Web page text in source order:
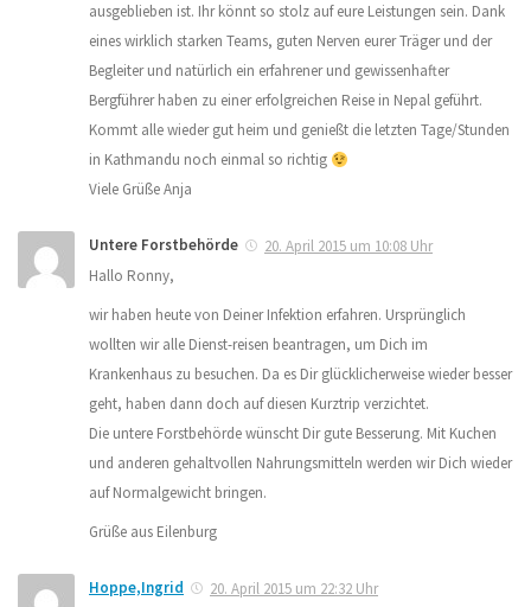
ausgeblieben ist. Ihr könnt so stolz auf eure Leistungen sein. Dank
eines wirklich starken Teams, guten Nerven eurer Träger und der
Begleiter und natürlich ein erfahrener und gewissenhafter
Bergführer haben zu einer erfolgreichen Reise in Nepal geführt.
Kommt alle wieder gut heim und genießt die letzten Tage/Stunden
in Kathmandu noch einmal so richtig
Viele Grüße Anja
Untere Forstbehörde
20. April 2015 um 10:08 Uhr
Hallo Ronny,
wir haben heute von Deiner Infektion erfahren. Ursprünglich
wollten wir alle Dienst-reisen beantragen, um Dich im
Krankenhaus zu besuchen. Da es Dir glücklicherweise wieder besser
geht, haben dann doch auf diesen Kurztrip verzichtet.
Die untere Forstbehörde wünscht Dir gute Besserung. Mit Kuchen
und anderen gehaltvollen Nahrungsmitteln werden wir Dich wieder
auf Normalgewicht bringen.
Grüße aus Eilenburg
Hoppe,Ingrid
20. April 2015 um 22:32 Uhr